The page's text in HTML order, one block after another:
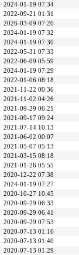
2024-01-19 07:34
2022-09-21 01:31
2026-03-09 07:20
2024-01-19 07:32
2024-01-19 07:30
2022-05-31 07:33
2022-06-09 05:59
2024-01-19 07:29
2022-01-06 08:18
2021-11-22 00:36
2021-11-02 04:26
2021-09-29 06:21
2021-09-17 09:24
2021-07-14 10:13
2021-06-02 00:07
2021-05-07 05:13
2021-03-15 08:18
2021-01-26 05:55
2020-12-22 07:38
2024-01-19 07:27
2020-10-27 10:45
2020-09-29 06:33
2020-09-29 06:41
2020-09-29 07:53
2020-07-13 01:16
2020-07-13 01:40
2020-07-13 01:29